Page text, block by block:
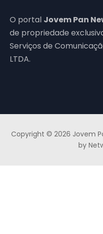
O portal Jovem Pan
de propriedade
Serviços de
LTDA.
Copyright © 2026 Jovem
by